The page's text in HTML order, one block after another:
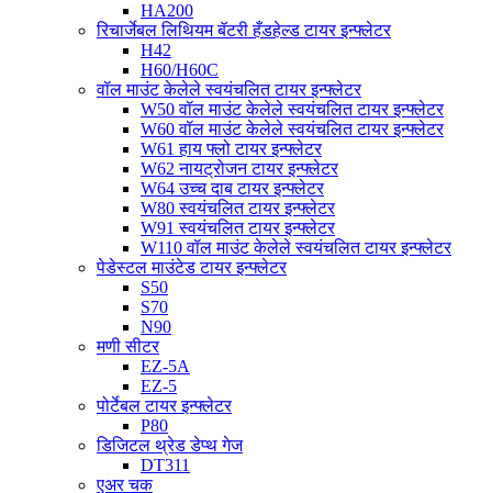
HA200
रिचार्जेबल लिथियम बॅटरी हँडहेल्ड टायर इन्फ्लेटर
H42
H60/H60C
वॉल माउंट केलेले स्वयंचलित टायर इन्फ्लेटर
W50 वॉल माउंट केलेले स्वयंचलित टायर इन्फ्लेटर
W60 वॉल माउंट केलेले स्वयंचलित टायर इन्फ्लेटर
W61 हाय फ्लो टायर इन्फ्लेटर
W62 नायट्रोजन टायर इन्फ्लेटर
W64 उच्च दाब टायर इन्फ्लेटर
W80 स्वयंचलित टायर इन्फ्लेटर
W91 स्वयंचलित टायर इन्फ्लेटर
W110 वॉल माउंट केलेले स्वयंचलित टायर इन्फ्लेटर
पेडेस्टल माउंटेड टायर इन्फ्लेटर
S50
S70
N90
मणी सीटर
EZ-5A
EZ-5
पोर्टेबल टायर इन्फ्लेटर
P80
डिजिटल थ्रेड डेप्थ गेज
DT311
एअर चक